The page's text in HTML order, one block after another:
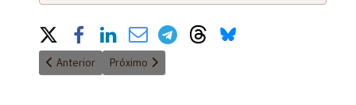
Share on Social Media
Artigo anterior: O papel das empresas estatais e a errônea
Anterior Próximo artigo: Direito Financeiro no Século XXI
Próximo